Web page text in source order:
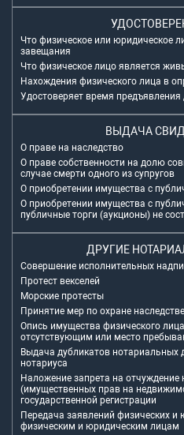
Что физическое или юридическое
завещания
Что физическое лицо является
Нахождения физического лица в
Удостоверяет время предъявления
ВЫДАЧА
О праве на наследство
О праве собственности на долю
случае смерти одного из супругов
О приобретении имущества с
О приобретении имущества с
публичные торги (аукционы) не
ДРУГИЕ
Совершение исполнительных
Протест векселей
Морские протесты
Принятие мер по охране
Опись имущества физического
отсутствующим или место
Выдача дубликатов нотариальных
нотариуса
Наложение запрета на
(имущественных прав на
государственной регистрации
Передача заявлений физических и
физическим и юридическим лицам